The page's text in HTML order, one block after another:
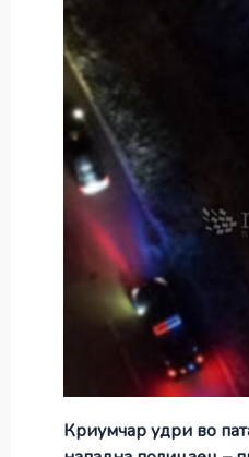
Криумчар удри во